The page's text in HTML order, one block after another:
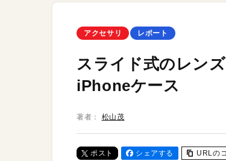
アクセサリ レポート
スライド式のレン
iPhoneケース
著者： 松山茂
ポスト シェアする URLの